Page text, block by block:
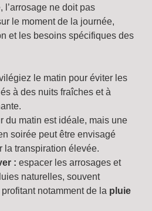
l’arrosage ne doit pas
le moment de la journée,
et les besoins spécifiques des
le matin pour éviter les
à des nuits fraîches et à
du matin est idéale, mais une
soirée peut être envisagé
la transpiration élevée.
: espacer les arrosages et
naturelles, souvent
notamment de la pluie